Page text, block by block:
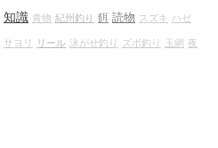
知識 青物 紀州釣り 餌 読物 スズキ ハゼ
サヨリ リール 泳がせ釣り ズボ釣り 玉網 夜